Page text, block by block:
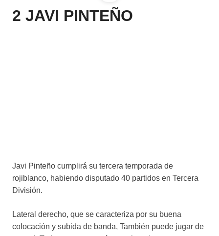
2 JAVI PINTEÑO
Javi Pinteño cumplirá su tercera temporada de
rojiblanco, habiendo disputado 40 partidos en Tercera
División.
Lateral derecho, que se caracteriza por su buena
colocación y subida de banda, También puede jugar de